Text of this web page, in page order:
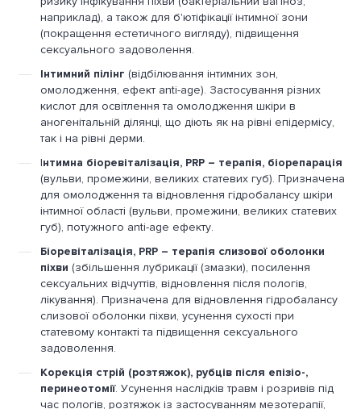
наприклад), а також для б'ютіфікації інтимної зони
(покращення естетичного вигляду), підвищення
сексуального задоволення.
Інтимний пілінг (відбілювання інтимних зон,
омолодження, ефект anti-age). Застосування різних
кислот для освітлення та омолодження шкіри в
аногенітальній ділянці, що діють як на рівні епідермісу,
так і на рівні дерми.
Інтимна біоревіталізація, PRP – терапія, біорепарація
(вульви, промежини, великих статевих губ). Призначена
для омолодження та відновлення гідробалансу шкіри
інтимної області (вульви, промежини, великих статевих
губ), потужного anti-age ефекту.
Біоревіталізація, PRP – терапія слизової оболонки
піхви (збільшення лубрикації (змазки), посилення
сексуальних відчуттів, відновлення після пологів,
лікування). Призначена для відновлення гідробалансу
слизової оболонки піхви, усунення сухості при
статевому контакті та підвищення сексуального
задоволення.
Корекція стрій (розтяжок), рубців після епізіо-,
перинеотомії. Усунення наслідків травм і розривів під
час пологів, розтяжок із застосуванням мезотерапії,